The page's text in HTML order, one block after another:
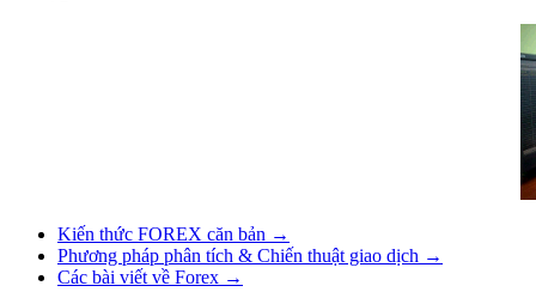
Kiến thức FOREX căn bản →
Phương pháp phân tích & Chiến thuật giao dịch →
Các bài viết về Forex →